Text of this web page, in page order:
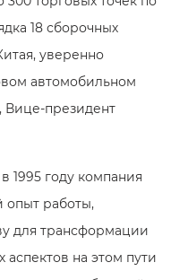
18 сборочных
уверенно
автомобильном
Вице-президент
1995 году компания
опыт работы,
для трансформации
на этом пути